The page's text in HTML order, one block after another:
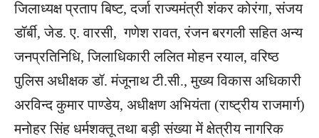
जिलाध्यक्ष प्रताप बिष्ट, दर्जा राज्यमंत्री शंकर कोरंगा, संजय
डॉर्बी, जेड. ए. वारसी, गणेश रावत, रंजन बरगली सहित अन्य
जनप्रतिनिधि, जिलाधिकारी ललित मोहन रयाल, वरिष्ठ
पुलिस अधीक्षक डॉ. मंजूनाथ टी.सी., मुख्य विकास अधिकारी
अरविन्द कुमार पाण्डेय, अधीक्षण अभियंता (राष्ट्रीय राजमार्ग)
मनोहर सिंह धर्मशक्तू तथा बड़ी संख्या में क्षेत्रीय नागरिक